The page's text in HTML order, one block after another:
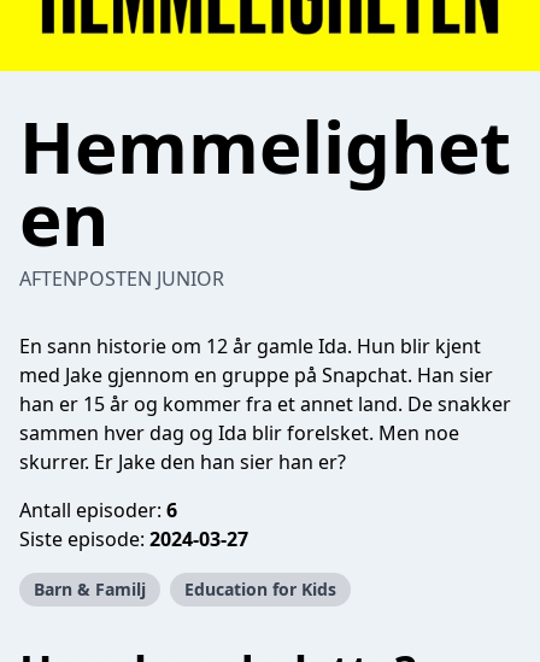
Hemmelighet
en
AFTENPOSTEN JUNIOR
En sann historie om 12 år gamle Ida. Hun blir kjent
med Jake gjennom en gruppe på Snapchat. Han sier
han er 15 år og kommer fra et annet land. De snakker
sammen hver dag og Ida blir forelsket. Men noe
skurrer. Er Jake den han sier han er?
Antall episoder: 6
Siste episode: 2024-03-27
Barn & Familj Education for Kids